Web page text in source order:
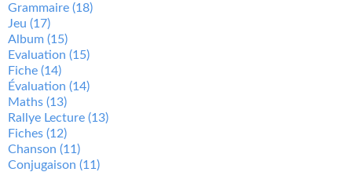
Grammaire (18)
Jeu (17)
Album (15)
Evaluation (15)
Fiche (14)
Évaluation (14)
Maths (13)
Rallye Lecture (13)
Fiches (12)
Chanson (11)
Conjugaison (11)